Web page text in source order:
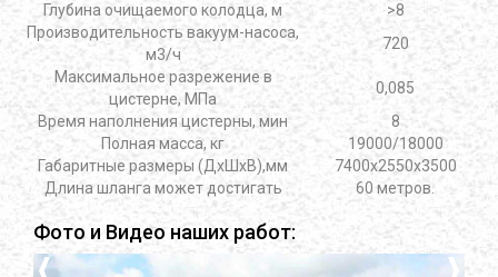
Глубина очищаемого колодца, м
>8
Производительность вакуум-насоса,
м3/ч
720
Максимальное разрежение в
цистерне, МПа
0,085
Время наполнения цистерны, мин
8
Полная масса, кг
19000/18000
Габаритные размеры (ДхШхВ),мм
7400х2550х3500
Длина шланга может достигать
60 метров.
Фото и Видео наших работ: